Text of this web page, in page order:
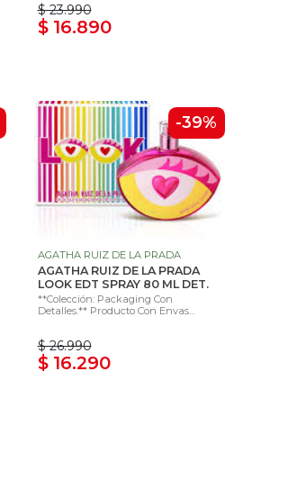
$ 23.990
$ 16.890
-39%
AGATHA RUIZ DE LA PRADA
AGATHA RUIZ DE LA PRADA
LOOK EDT SPRAY 80 ML DET.
**Colección: Packaging Con
Detalles.** Producto Con Envas...
$ 26.990
$ 16.290